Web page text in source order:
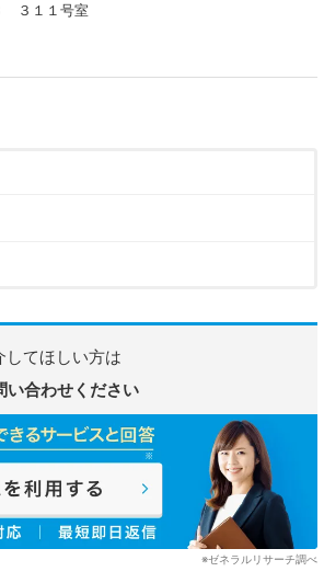
３１１号室
してほしい方は
い合わせください
※ゼネラルリサーチ調べ